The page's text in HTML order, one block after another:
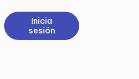
Inicia
sesión